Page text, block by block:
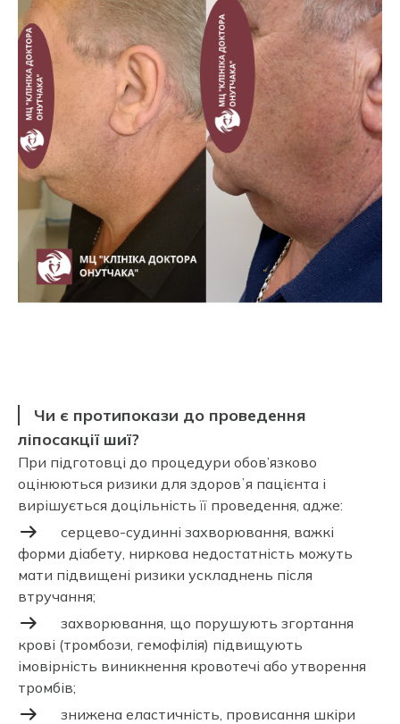
Чи є протипокази до проведення
ліпосакції шиї?
При підготовці до процедури обов’язково
оцінюються ризики для здоровʼя пацієнта і
вирішується доцільність її проведення, адже:
серцево-судинні захворювання, важкі
форми діабету, ниркова недостатність можуть
мати підвищені ризики ускладнень після
втручання;
захворювання, що порушують згортання
крові (тромбози, гемофілія) підвищують
імовірність виникнення кровотечі або утворення
тромбів;
знижена еластичність, провисання шкіри